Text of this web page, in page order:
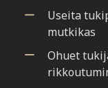
Useita
mutkikas
Ohuet